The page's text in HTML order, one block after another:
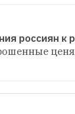
россиян к